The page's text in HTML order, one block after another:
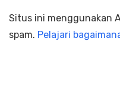
Situs ini menggunakan
spam. Pelajari